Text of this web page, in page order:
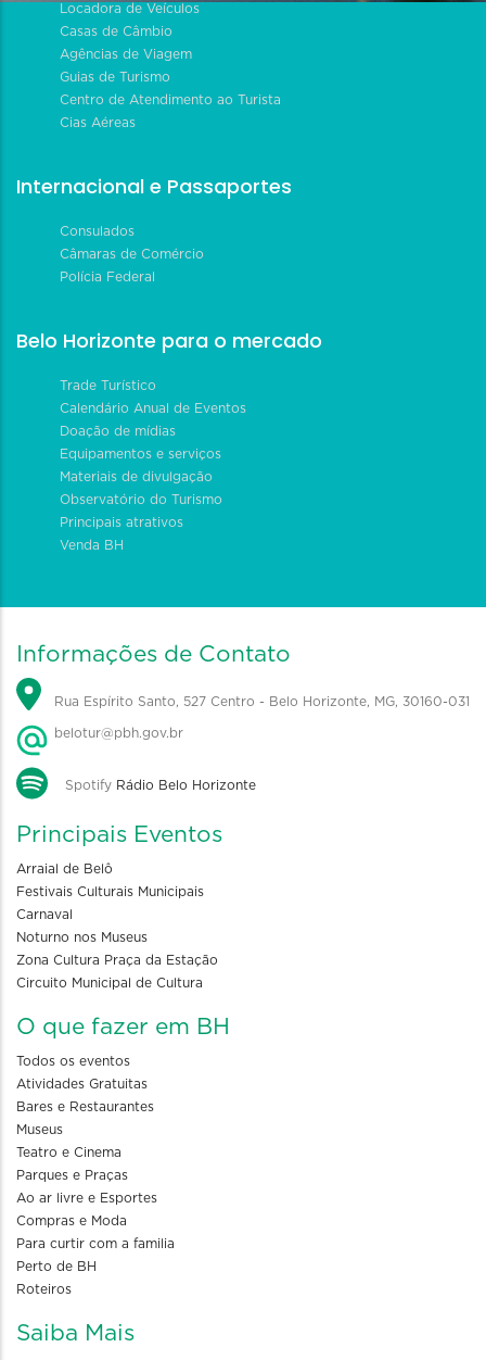
Locadora de Veículos
Casas de Câmbio
Agências de Viagem
Guias de Turismo
Centro de Atendimento ao Turista
Cias Aéreas
Internacional e Passaportes
Consulados
Câmaras de Comércio
Polícia Federal
Belo Horizonte para o mercado
Trade Turístico
Calendário Anual de Eventos
Doação de mídias
Equipamentos e serviços
Materiais de divulgação
Observatório do Turismo
Principais atrativos
Venda BH
Informações de Contato
Rua Espírito Santo, 527 Centro - Belo Horizonte, MG, 30160-031
belotur@pbh.gov.br
Spotify Rádio Belo Horizonte
Principais Eventos
Arraial de Belô
Festivais Culturais Municipais
Carnaval
Noturno nos Museus
Zona Cultura Praça da Estação
Circuito Municipal de Cultura
O que fazer em BH
Todos os eventos
Atividades Gratuitas
Bares e Restaurantes
Museus
Teatro e Cinema
Parques e Praças
Ao ar livre e Esportes
Compras e Moda
Para curtir com a familia
Perto de BH
Roteiros
Saiba Mais